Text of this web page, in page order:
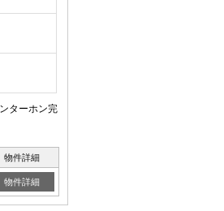
ターホン完
物件詳細
物件詳細